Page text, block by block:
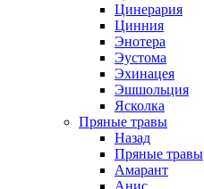
Цинерария
Цинния
Энотера
Эустома
Эхинацея
Эшшольция
Ясколка
Пряные травы
Назад
Пряные травы
Амарант
Анис